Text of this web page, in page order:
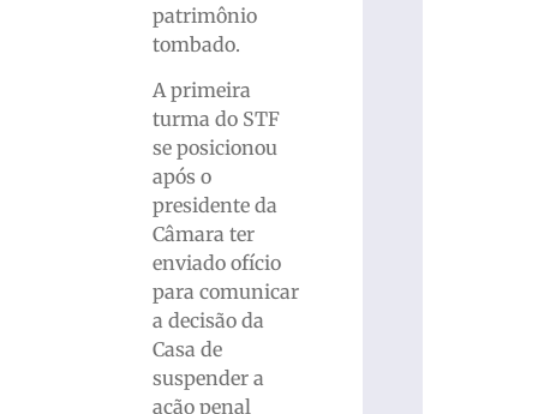
patrimônio
tombado.
A primeira
turma do STF
se posicionou
após o
presidente da
Câmara ter
enviado ofício
para comunicar
a decisão da
Casa de
suspender a
ação penal